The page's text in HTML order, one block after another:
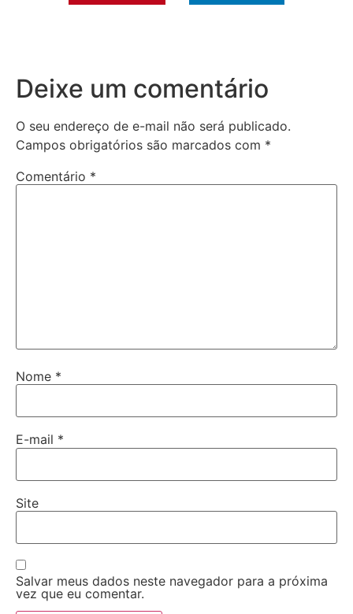
Deixe um comentário
O seu endereço de e-mail não será publicado.
Campos obrigatórios são marcados com *
Comentário *
Nome *
E-mail *
Site
Salvar meus dados neste navegador para a próxima
vez que eu comentar.